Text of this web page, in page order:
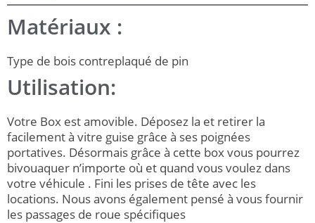
Matériaux :
Type de bois contreplaqué de pin
Utilisation:
Votre Box est amovible. Déposez la et retirer la
facilement à vitre guise grâce à ses poignées
portatives. Désormais grâce à cette box vous pourrez
bivouaquer n’importe où et quand vous voulez dans
votre véhicule . Fini les prises de tête avec les
locations. Nous avons également pensé à vous fournir
les passages de roue spécifiques